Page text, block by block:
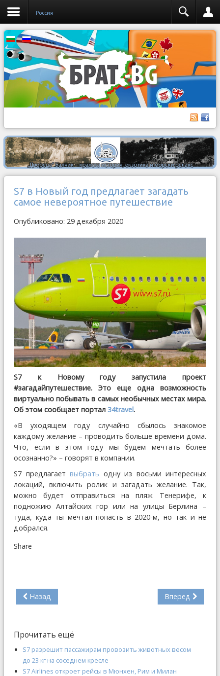
Россия
S7 в Новый год предлагает загадать
самое невероятное путешествие
Опубликовано: 29 декабря 2020
S7 к Новому году запустила проект
#загадайпутешествие. Это еще одна возможность
виртуально побывать в самых необычных местах мира.
Об этом сообщает портал 34travel.
«В уходящем году случайно сбылось знакомое
каждому желание – проводить больше времени дома.
Что, если в этом году мы будем мечтать более
осознанно?» – говорят в компании.
S7 предлагает выбрать одну из восьми интересных
локаций, включить ролик и загадать желание. Так,
можно будет отправиться на пляж Тенерифе, к
подножию Алтайских гор или на улицы Берлина –
туда, куда ты мечтал попасть в 2020-м, но так и не
добрался.
Share
Назад Вперед
Прочитать ещё
S7 разрешит пассажирам провозить животных весом
до 23 кг на соседнем кресле
S7 Airlines откроет рейсы в Мюнхен, Рим и Милан